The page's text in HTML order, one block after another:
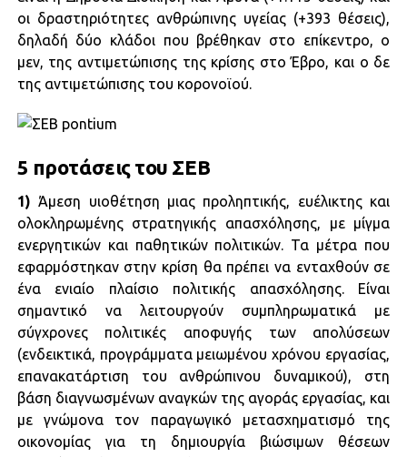
οι δραστηριότητες ανθρώπινης υγείας (+393 θέσεις),
δηλαδή δύο κλάδοι που βρέθηκαν στο επίκεντρο, ο
μεν, της αντιμετώπισης της κρίσης στο Έβρο, και ο δε
της αντιμετώπισης του κορονοϊού.
5 προτάσεις του ΣΕΒ
1) Άμεση υιοθέτηση μιας προληπτικής, ευέλικτης και
ολοκληρωμένης στρατηγικής απασχόλησης, με μίγμα
ενεργητικών και παθητικών πολιτικών. Τα μέτρα που
εφαρμόστηκαν στην κρίση θα πρέπει να ενταχθούν σε
ένα ενιαίο πλαίσιο πολιτικής απασχόλησης. Είναι
σημαντικό να λειτουργούν συμπληρωματικά με
σύγχρονες πολιτικές αποφυγής των απολύσεων
(ενδεικτικά, προγράμματα μειωμένου χρόνου εργασίας,
επανακατάρτιση του ανθρώπινου δυναμικού), στη
βάση διαγνωσμένων αναγκών της αγοράς εργασίας, και
με γνώμονα τον παραγωγικό μετασχηματισμό της
οικονομίας για τη δημιουργία βιώσιμων θέσεων